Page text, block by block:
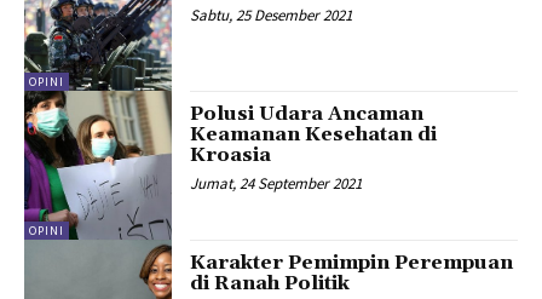
OPINI
Sabtu, 25 Desember 2021
OPINI
Polusi Udara Ancaman
Keamanan Kesehatan di
Kroasia
Jumat, 24 September 2021
Karakter Pemimpin Perempuan
di Ranah Politik